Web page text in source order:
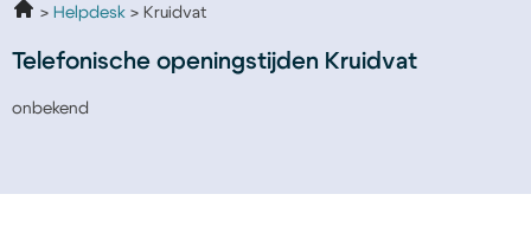
Helpdesk Kruidvat
Telefonische openingstijden Kruidvat
onbekend